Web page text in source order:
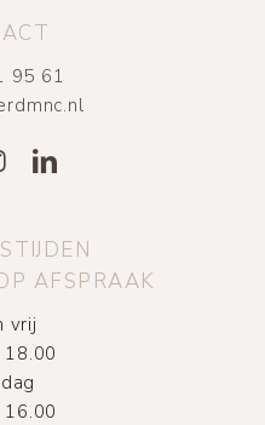
95 61
AFSPRAAK
vrij